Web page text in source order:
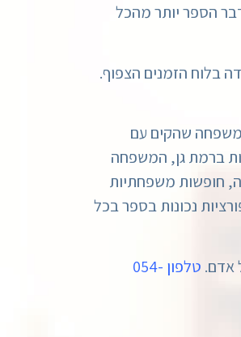
הספר יותר מהכל
בלוח הזמנים הצפוף.
שהקים עם
עד חתונה: מהמעברה, הילדות ברמת גן, המשפחה
חופשות משפחתיות
נכונות בספר בכל
אדם.
טלפון 054-